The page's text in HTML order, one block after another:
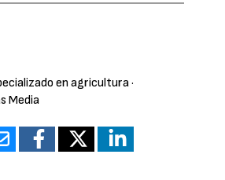
en agricultura·
Media